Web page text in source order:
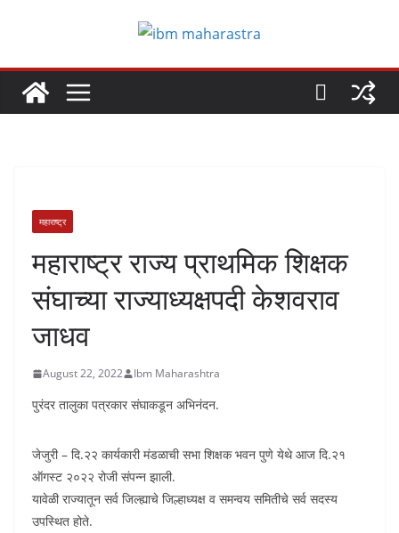
महाराष्ट्र
महाराष्ट्र राज्य प्राथमिक शिक्षक
संघाच्या राज्याध्यक्षपदी केशवराव
जाधव
August 22, 2022 Ibm Maharashtra
पुरंदर तालुका पत्रकार संघाकडून अभिनंदन.
जेजुरी – दि.२२ कार्यकारी मंडळाची सभा शिक्षक भवन पुणे येथे आज दि.२१
ऑगस्ट २०२२ रोजी संपन्न झाली.
यावेळी राज्यातून सर्व जिल्ह्याचे जिल्हाध्यक्ष व समन्वय समितीचे सर्व सदस्य
उपस्थित होते.